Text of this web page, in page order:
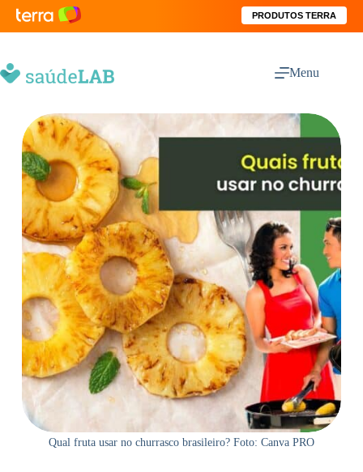
PRODUTOS TERRA
Menu
Qual fruta usar no churrasco brasileiro? Foto: Canva PRO